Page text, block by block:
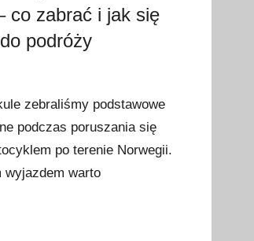
co zabrać i jak się
podróży
zebraliśmy podstawowe
podczas poruszania się
po terenie Norwegii.
wyjazdem warto